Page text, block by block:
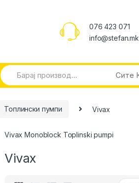
076 423 071
info@stefan.mk
Search
for:
Топлински пумпи Vivax
Vivax Monoblock Toplinski pumpi
Vivax